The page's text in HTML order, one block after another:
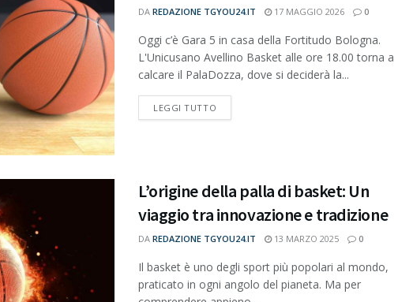
DA REDAZIONE TGYOU24.IT 17 MAGGIO 2026 0
Oggi c’è Gara 5 in casa della Fortitudo Bologna.
L'Unicusano Avellino Basket alle ore 18.00 torna a
calcare il PalaDozza, dove si deciderà la...
LEGGI TUTTO
L’origine della palla di basket: Un
viaggio tra innovazione e tradizione
DA REDAZIONE TGYOU24.IT 13 MARZO 2025 0
Il basket è uno degli sport più popolari al mondo,
praticato in ogni angolo del pianeta. Ma per